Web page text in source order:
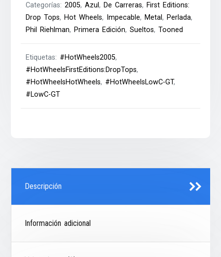
Categorías:2005,Azul, De Carreras, First Editions:
Drop Tops, Hot Wheels, Impecable, Metal, Perlada,
Phil Riehlman, Primera Edición,Sueltos,Tooned
Etiquetas: #HotWheels2005,
#HotWheelsFirstEditions:DropTops,
#HotWheelsHotWheels, #HotWheelsLowC-GT,
#LowC-GT
Descripción
Información adicional